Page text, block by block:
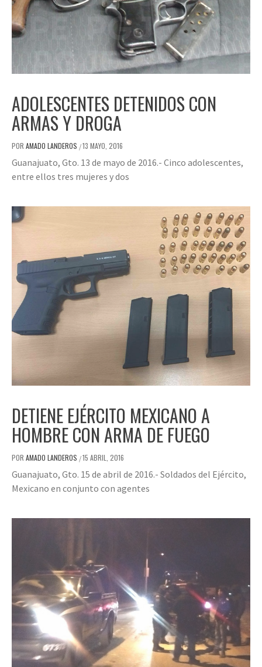
ADOLESCENTES DETENIDOS CON
ARMAS Y DROGA
POR AMADO LANDEROS /13 MAYO, 2016
Guanajuato, Gto. 13 de mayo de 2016.- Cinco adolescentes,
entre ellos tres mujeres y dos
DETIENE EJÉRCITO MEXICANO A
HOMBRE CON ARMA DE FUEGO
POR AMADO LANDEROS /15 ABRIL, 2016
Guanajuato, Gto. 15 de abril de 2016.- Soldados del Ejército,
Mexicano en conjunto con agentes